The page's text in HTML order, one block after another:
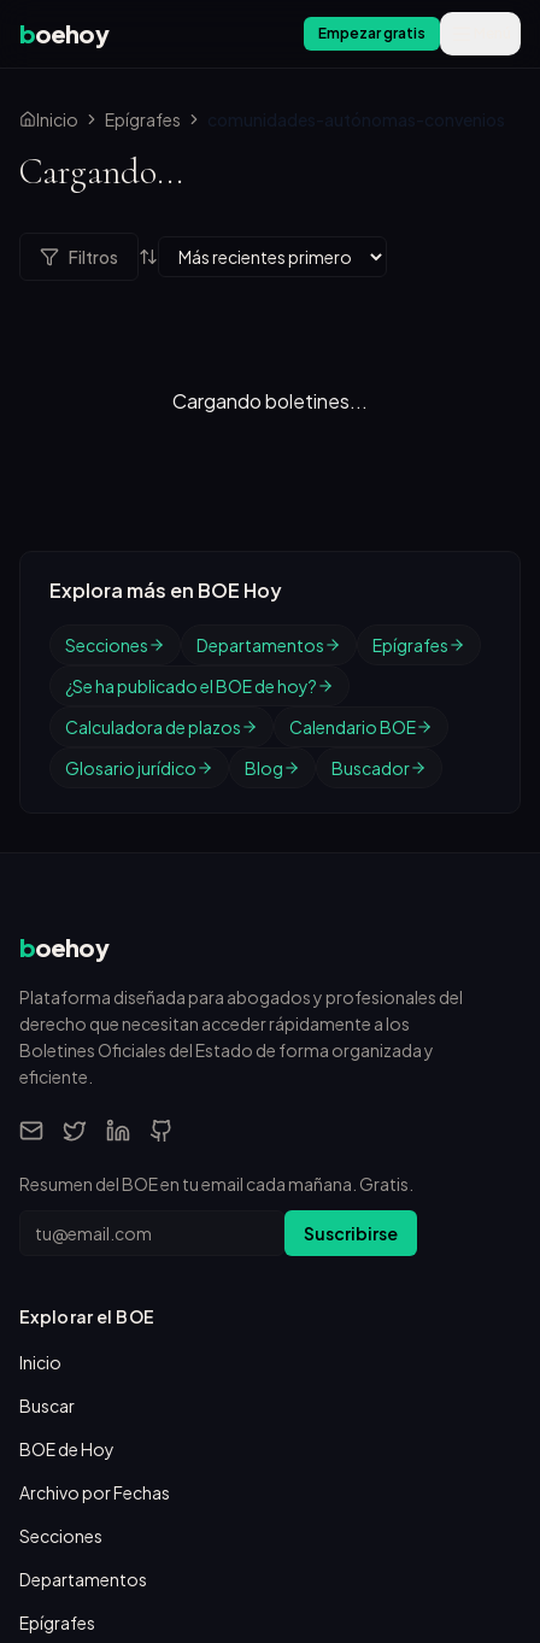
boehoy Empezar gratis
Inicio Epígrafes comunidades-autónomas-convenios
Cargando...
Filtros
Cargando boletines...
Explora más en BOE Hoy
Secciones Departamentos
Epígrafes
¿Se ha publicado el BOE de hoy?
Calculadora de plazos
Calendario BOE
Glosario jurídico
Blog Buscador
boehoy
Plataforma diseñada para abogados y profesionales del
derecho que necesitan acceder rápidamente a los
Boletines Oficiales del Estado de forma organizada y
eficiente.
Resumen del BOE en tu email cada mañana. Gratis.
Email Suscribirse
Explorar el BOE
Inicio
Buscar
BOE de Hoy
Archivo por Fechas
Secciones
Departamentos
Epígrafes